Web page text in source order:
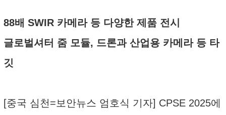
88배 SWIR 카메라 등 다양한 제품 전시
글로벌셔터 줌 모듈, 드론과 산업용 카메라 등 타
깃
[중국 심천=보안뉴스 엄호식 기자] CPSE 2025에